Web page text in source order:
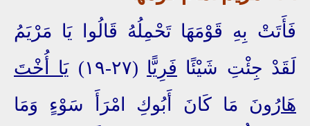
فَأَتَتْ بِهِ قَوْمَهَا تَحْمِلُهُ قَالُوا يَا مَرْيَمُ
لَقَدْ جِئْتِ شَيْئًا فَرِيًّا (٢٧-١٩)
يَا أُخْتَ
هَارُونَ مَا كَانَ أَبُوكِ امْرَأَ سَوْءٍ وَمَا